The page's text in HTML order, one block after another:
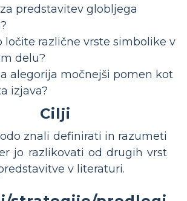
predstavitev globljega
ločite različne vrste simbolike v
delu?
alegorija močnejši pomen kot
izjava?
Cilji
znali definirati in razumeti
jo razlikovati od drugih vrst
v literaturi.